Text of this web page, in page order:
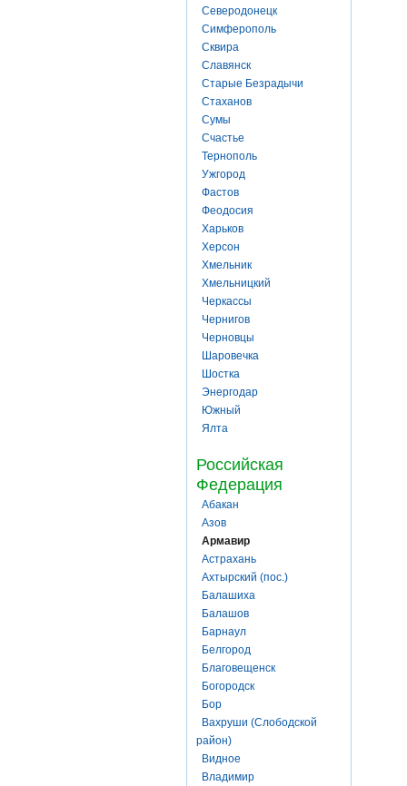
Северодонецк
Симферополь
Сквира
Славянск
Старые Безрадычи
Стаханов
Сумы
Счастье
Тернополь
Ужгород
Фастов
Феодосия
Харьков
Херсон
Хмельник
Хмельницкий
Черкассы
Чернигов
Черновцы
Шаровечка
Шостка
Энергодар
Южный
Ялта
Российская
Федерация
Абакан
Азов
Армавир
Астрахань
Ахтырский (пос.)
Балашиха
Балашов
Барнаул
Белгород
Благовещенск
Богородск
Бор
Вахруши (Слободской
район)
Видное
Владимир